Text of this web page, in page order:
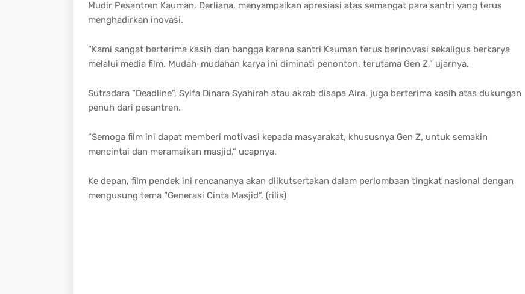
Mudir Pesantren Kauman, Derliana, menyampaikan apresiasi atas semangat para santri yang terus
menghadirkan inovasi.
“Kami sangat berterima kasih dan bangga karena santri Kauman terus berinovasi sekaligus berkarya
melalui media film. Mudah-mudahan karya ini diminati penonton, terutama Gen Z,” ujarnya.
Sutradara “Deadline”, Syifa Dinara Syahirah atau akrab disapa Aira, juga berterima kasih atas dukungan
penuh dari pesantren.
“Semoga film ini dapat memberi motivasi kepada masyarakat, khususnya Gen Z, untuk semakin
mencintai dan meramaikan masjid,” ucapnya.
Ke depan, film pendek ini rencananya akan diikutsertakan dalam perlombaan tingkat nasional dengan
mengusung tema “Generasi Cinta Masjid”. (rilis)